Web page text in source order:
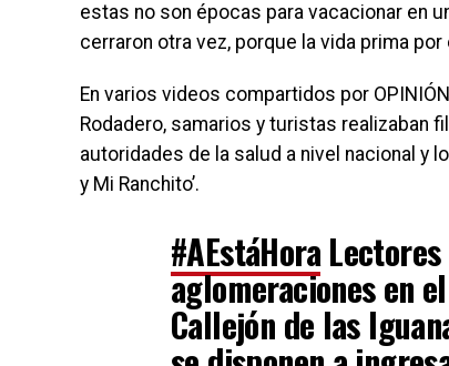
estas no son épocas para vacacionar en
cerraron otra vez, porque la vida prima
En varios videos compartidos por
Rodadero, samarios y turistas realizaban
autoridades de la salud a nivel nacional y
y Mi Ranchito’.
#AEstáHoraLectores
aglomeraciones en
Callejón de las